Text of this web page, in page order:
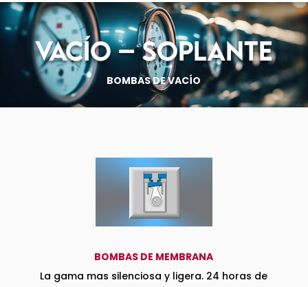
VACÍO – SOPLANTE
BOMBAS DE VACÍO
BOMBAS DE MEMBRANA
La gama mas silenciosa y ligera. 24 horas de